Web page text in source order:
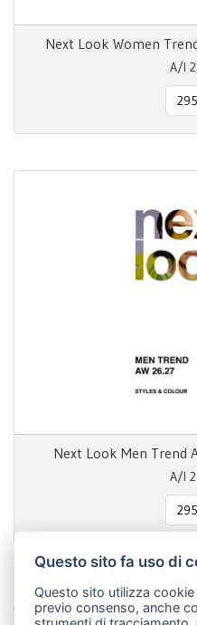
Next Look Women
A/I
Next Look Men Trend
A/I
Condividi questa pagina!
Questo sito fa uso di
Questo sito utilizza
previo consenso, anche